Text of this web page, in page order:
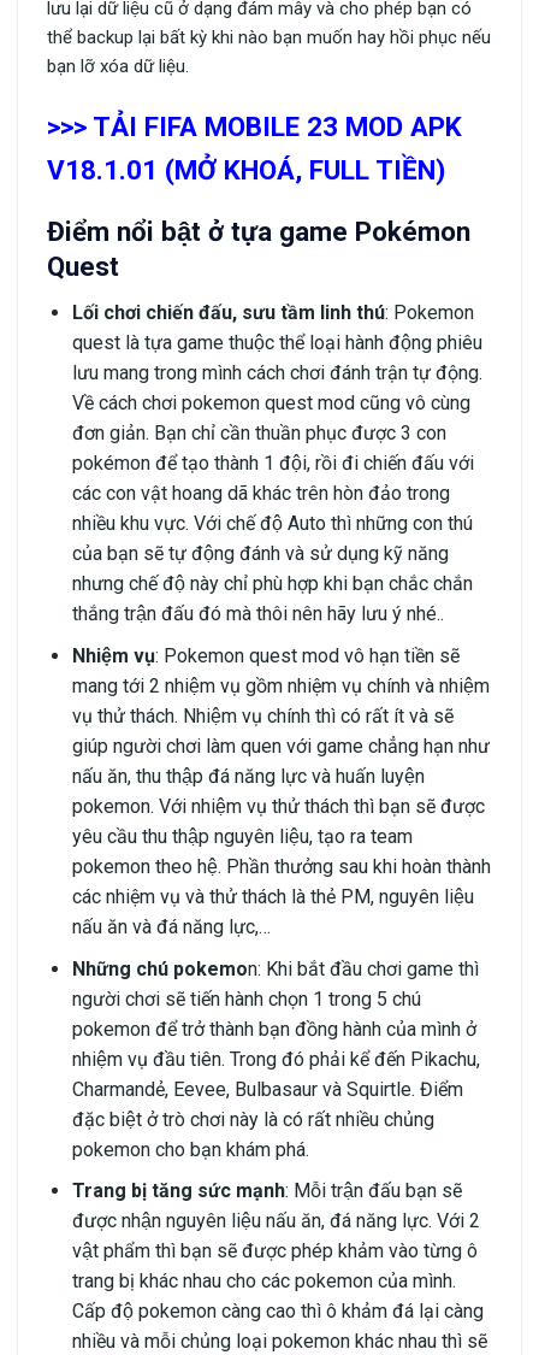
lưu lại dữ liệu cũ ở dạng đám mây và cho phép bạn có
thể backup lại bất kỳ khi nào bạn muốn hay hồi phục nếu
bạn lỡ xóa dữ liệu.
>>> TẢI FIFA MOBILE 23 MOD APK
V18.1.01 (MỞ KHOÁ, FULL TIỀN)
Điểm nổi bật ở tựa game Pokémon
Quest
Lối chơi chiến đấu, sưu tầm linh thú: Pokemon
quest là tựa game thuộc thể loại hành động phiêu
lưu mang trong mình cách chơi đánh trận tự động.
Về cách chơi pokemon quest mod cũng vô cùng
đơn giản. Bạn chỉ cần thuần phục được 3 con
pokémon để tạo thành 1 đội, rồi đi chiến đấu với
các con vật hoang dã khác trên hòn đảo trong
nhiều khu vực. Với chế độ Auto thì những con thú
của bạn sẽ tự động đánh và sử dụng kỹ năng
nhưng chế độ này chỉ phù hợp khi bạn chắc chắn
thắng trận đấu đó mà thôi nên hãy lưu ý nhé..
Nhiệm vụ: Pokemon quest mod vô hạn tiền sẽ
mang tới 2 nhiệm vụ gồm nhiệm vụ chính và nhiệm
vụ thử thách. Nhiệm vụ chính thì có rất ít và sẽ
giúp người chơi làm quen với game chẳng hạn như
nấu ăn, thu thập đá năng lực và huấn luyện
pokemon. Với nhiệm vụ thử thách thì bạn sẽ được
yêu cầu thu thập nguyên liệu, tạo ra team
pokemon theo hệ. Phần thưởng sau khi hoàn thành
các nhiệm vụ và thử thách là thẻ PM, nguyên liệu
nấu ăn và đá năng lực,…
Những chú pokemon: Khi bắt đầu chơi game thì
người chơi sẽ tiến hành chọn 1 trong 5 chú
pokemon để trở thành bạn đồng hành của mình ở
nhiệm vụ đầu tiên. Trong đó phải kể đến Pikachu,
Charmandẻ, Eevee, Bulbasaur và Squirtle. Điểm
đặc biệt ở trò chơi này là có rất nhiều chủng
pokemon cho bạn khám phá.
Trang bị tăng sức mạnh: Mỗi trận đấu bạn sẽ
được nhận nguyên liệu nấu ăn, đá năng lực. Với 2
vật phẩm thì bạn sẽ được phép khảm vào từng ô
trang bị khác nhau cho các pokemon của mình.
Cấp độ pokemon càng cao thì ô khảm đá lại càng
nhiều và mỗi chủng loại pokemon khác nhau thì sẽ